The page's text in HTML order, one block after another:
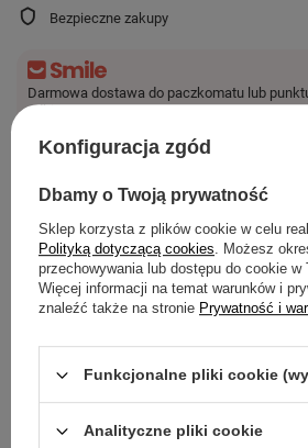
Bezpieczne zakupy
Darmowa dostawa do paczkomatu lub
odbioru
Więcej informacji
darmo.
SZCZEGÓŁOWE INFORMACJE
ZADAJ PYTANIE
Konfiguracja zgód
Dbamy o Twoją prywatność
Sklep korzysta z plików cookie w celu
Polityką dotyczącą cookies. Możesz
przechowywania lub dostępu do cookie w
Więcej informacji na temat warunków i
znaleźć także na stronie Prywatność i
Funkcjonalne pliki cookie
Analityczne pliki cookie